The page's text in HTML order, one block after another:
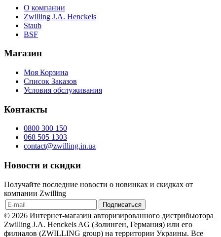
О компании
Zwilling J.A. Henckels
Staub
BSF
Магазин
Моя Корзина
Список Заказов
Условия обслуживания
Контакты
0800 300 150
068 505 1303
contact@zwilling.in.ua
Новости и скидки
Получайте последние новости о новинках и скидках от
компании Zwilling
© 2026 Интернет-магазин авторизированного дистрибьютора
Zwilling J.A. Henckels AG (Золинген, Германия) или его
филиалов (ZWILLING group) на территории Украины. Все